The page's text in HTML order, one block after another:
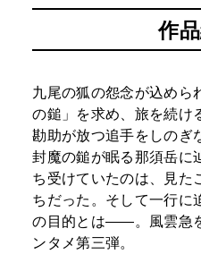
作
九尾の狐の怨念が込めら
の鎚」を求め、旅を続け
勘助が放つ追手をしのぎ
封魔の鎚が眠る那須岳に
ち受けていたのは、見た
ちだった。そして一行に
の目的とは――。風雲急
ンタメ第三弾。